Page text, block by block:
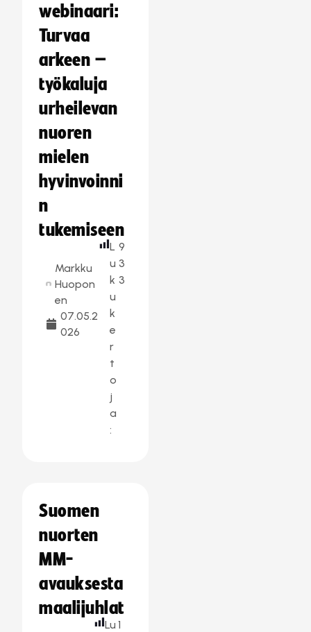
webinaari:
Turvaa
arkeen –
työkaluja
urheilevan
nuoren
mielen
hyvinvoinni
n
tukemiseen
Markku
Huopon
en
07.05.2
026
L
u
k
u
k
e
r
t
o
j
a
:
9
3
3
Suomen
nuorten
MM-
avauksesta
maalijuhlat
Lu 1